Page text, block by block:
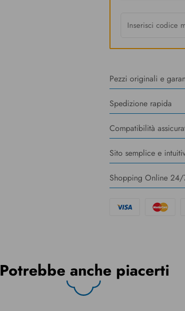
Pezzi originali e
Spedizione rapida
Compatibilità
Sito semplice e
Shopping Online 24/
Potrebbe anche piacerti